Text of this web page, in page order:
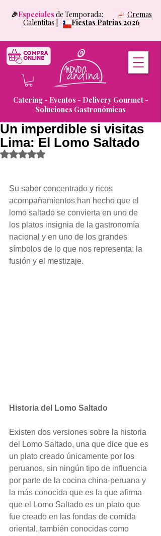
Catering - Eventos - Delivery Gourmet -
Soluciones Gastronómicas
🎉Especiales de Temporada: Cremas
Calentitas
Fiestas Patrias 2026
Un imperdible si visitas
Lima: El Lomo Saltado
Obtuvo NaN de 5 estrellas.
Su sabor concentrado y ricos
acompañamientos han hecho que el
lomo saltado se convierta en uno de
los platos insignia de la gastronomía
nacional y en uno de los grandes
símbolos de lo que nos representa: la
fusión y el mestizaje.
Historia del Lomo Saltado
Existen dos versiones sobre la historia
del Lomo Saltado, una que dice que es
un plato creado únicamente por los
peruanos, sin ningún tipo de influencia
por parte de la cocina china-peruana y
la más conocida que es la que afirma
que el Lomo Saltado es un plato que
fue creado en las fondas de comida
oriental, también conocidas como